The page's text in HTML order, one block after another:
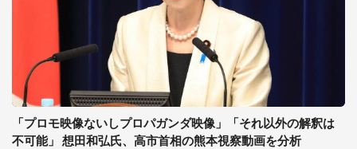
「プロモ映像ないしプロパガンダ映像」「それ以外の解釈は
不可能」 想田和弘氏、高市首相の熊本視察動画を分析